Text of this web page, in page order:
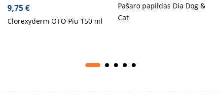
9,75€
Clorexyderm OTO Piu 150 ml
Pašaro papildas Dia Dog &
Cat